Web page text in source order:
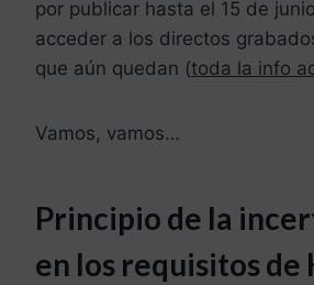
por publicar hasta el 15 de
acceder a los directos
que aún quedan (toda la info
Vamos, vamos…
Principio de la
en los requisitos de